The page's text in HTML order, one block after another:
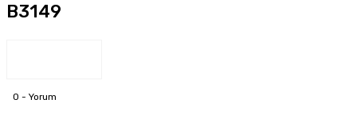
B3149
0 - Yorum